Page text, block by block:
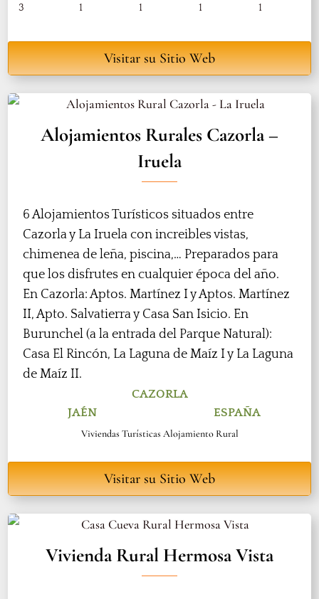
3 1 1 1 1
Visitar su Sitio Web
Alojamientos Rurales Cazorla –
Iruela
6 Alojamientos Turísticos situados entre
Cazorla y La Iruela con increibles vistas,
chimenea de leña, piscina,… Preparados para
que los disfrutes en cualquier época del año.
En Cazorla: Aptos. Martínez I y Aptos. Martínez
II, Apto. Salvatierra y Casa San Isicio. En
Burunchel (a la entrada del Parque Natural):
Casa El Rincón, La Laguna de Maíz I y La Laguna
de Maíz II.
CAZORLA
JAÉN
ESPAÑA
Viviendas Turísticas Alojamiento Rural
Visitar su Sitio Web
Vivienda Rural Hermosa Vista